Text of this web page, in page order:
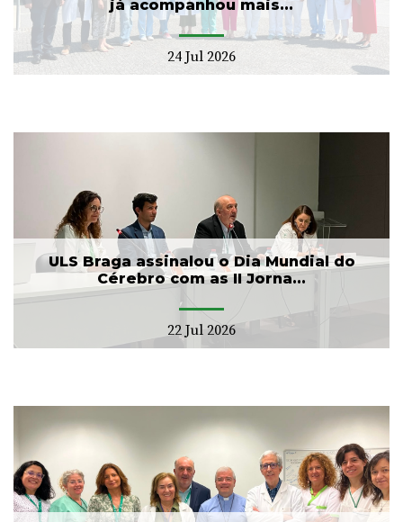
já acompanhou mais...
24 Jul 2026
ULS Braga assinalou o Dia Mundial do
Cérebro com as II Jorna...
22 Jul 2026